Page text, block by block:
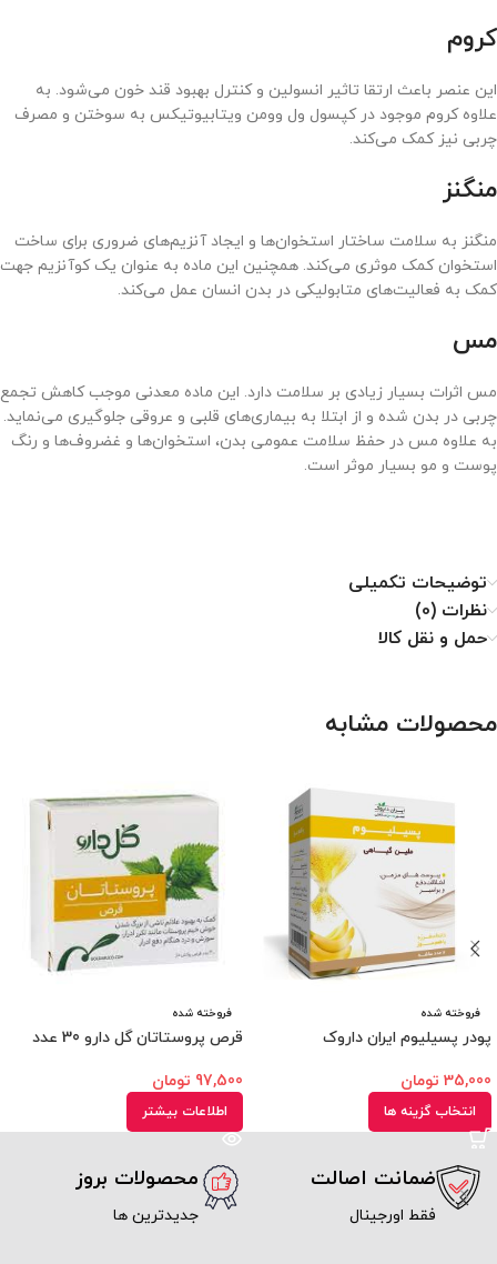
کروم
این عنصر باعث ارتقا تاثیر انسولین و کنترل بهبود قند خون می‌شود. به
علاوه کروم موجود در کپسول ول وومن ویتابیوتیکس به سوختن و مصرف
چربی نیز کمک می‌کند.
منگنز
منگنز به سلامت ساختار استخوان‌ها و ایجاد آنزیم‌های ضروری برای ساخت
استخوان کمک موثری می‌کند. همچنین این ماده به عنوان یک کوآنزیم جهت
کمک به فعالیت‌های متابولیکی در بدن انسان عمل می‌کند.
مس
مس اثرات بسیار زیادی بر سلامت دارد. این ماده معدنی موجب کاهش تجمع
چربی در بدن شده و از ابتلا به بیماری‌های قلبی و عروقی جلوگیری می‌نماید.
به علاوه مس در حفظ سلامت عمومی بدن، استخوان‌ها و غضروف‌ها و رنگ
پوست و مو بسیار موثر است.
توضیحات تکمیلی
نظرات (0)
حمل و نقل کالا
محصولات مشابه
فروخته شده
پودر پسیلیوم ایران داروک
35,000 تومان
انتخاب گزینه ها
فروخته شده
قرص پروستاتان گل دارو 30 عدد
97,500 تومان
اطلاعات بیشتر
ضمانت اصالت
فقط اورجینال
محصولات بروز
جدیدترین ها